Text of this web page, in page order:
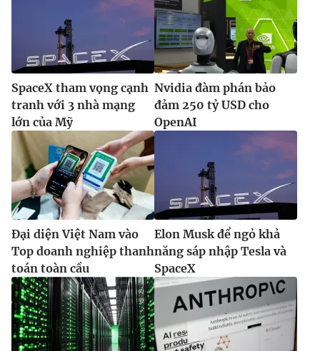
024.38 355 931 - 024.38 355 932
Ðiện thoại Thời báo VTV:
024.66 897 897
toasoan@vtv.vn
Liên hệ quảng cáo:
024-7300.7108
® Cấm sao chép dưới mọi hình thức nếu không có sự chấp
thuận bằng văn bản. Ghi rõ nguồn VTV.vn khi phát hành lại
thông tin từ website này.
SpaceX tham vọng cạnh
tranh với 3 nhà mạng
lớn của Mỹ
Nvidia đàm phán bảo
đảm 250 tỷ USD cho
OpenAI
Đại diện Việt Nam vào
Top doanh nghiệp thanh
toán toàn cầu
Elon Musk để ngỏ khả
năng sáp nhập Tesla và
SpaceX